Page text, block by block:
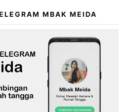
MBAK MEIDA